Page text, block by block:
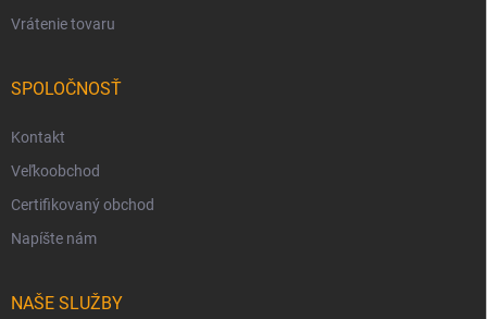
Vrátenie tovaru
SPOLOČNOSŤ
Kontakt
Veľkoobchod
Certifikovaný obchod
Napíšte nám
NAŠE SLUŽBY